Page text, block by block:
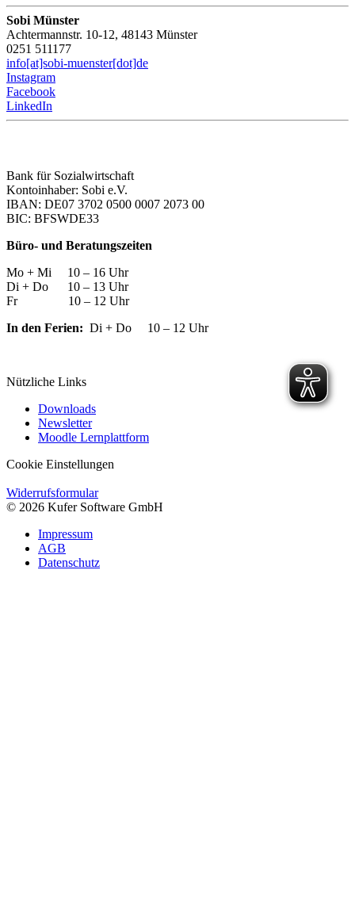
Sobi Münster
Achtermannstr. 10-12, 48143 Münster
0251 511177
info[at]sobi-muenster[dot]de
Instagram
Facebook
LinkedIn
Bank für Sozialwirtschaft
Kontoinhaber: Sobi e.V.
IBAN: DE07 3702 0500 0007 2073 00
BIC: BFSWDE33
Büro- und Beratungszeiten
Mo + Mi 10 – 16 Uhr
Di + Do 10 – 13 Uhr
Fr 10 – 12 Uhr
In den Ferien: Di + Do 10 – 12 Uhr
Nützliche Links
Downloads
Newsletter
Moodle Lernplattform
Cookie Einstellungen
Widerrufsformular
© 2026 Kufer Software GmbH
Impressum
AGB
Datenschutz